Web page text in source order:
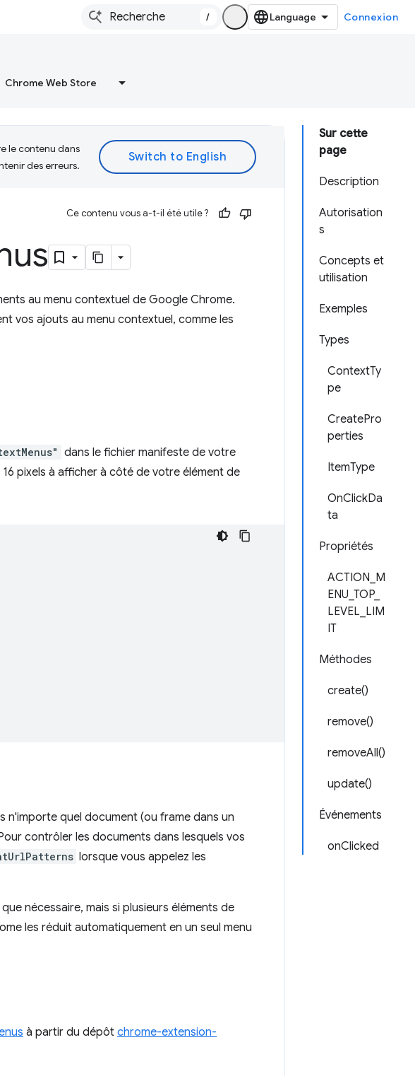
/ Connexion
Chrome Web Store
Sur cette
page
Description
Autorisation
s
Concepts et
utilisation
Exemples
Types
ContextTy
pe
CreatePro
perties
ItemType
OnClickDa
ta
Propriétés
ACTION_M
ENU_TOP_
LEVEL_LIM
IT
Méthodes
create()
remove()
removeAll()
update()
Événements
onClicked
le contenu dans
des erreurs.
Ce contenu vous a-t-il été utile ?
au menu contextuel de Google Chrome.
vos ajouts au menu contextuel, comme les
dans le fichier manifeste de votre
pixels à afficher à côté de votre élément de
n'importe quel document (ou frame dans un
contrôler les documents dans lesquels vos
lorsque vous appelez les
nécessaire, mais si plusieurs éléments de
les réduit automatiquement en un seul menu
à partir du dépôt chrome-extension-